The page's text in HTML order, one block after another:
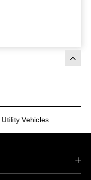
Utility Vehicles